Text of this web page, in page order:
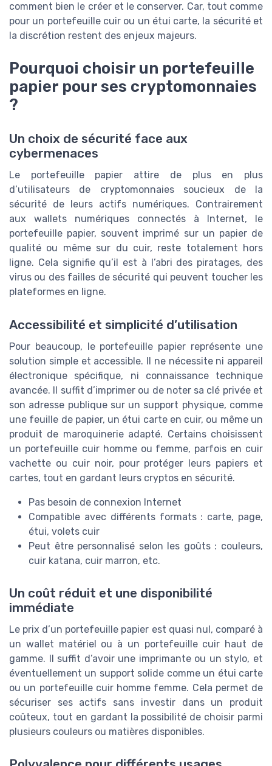
comment bien le créer et le conserver. Car, tout comme
pour un portefeuille cuir ou un étui carte, la sécurité et
la discrétion restent des enjeux majeurs.
Pourquoi choisir un portefeuille
papier pour ses cryptomonnaies
?
Un choix de sécurité face aux
cybermenaces
Le portefeuille papier attire de plus en plus
d’utilisateurs de cryptomonnaies soucieux de la
sécurité de leurs actifs numériques. Contrairement
aux wallets numériques connectés à Internet, le
portefeuille papier, souvent imprimé sur un papier de
qualité ou même sur du cuir, reste totalement hors
ligne. Cela signifie qu’il est à l’abri des piratages, des
virus ou des failles de sécurité qui peuvent toucher les
plateformes en ligne.
Accessibilité et simplicité d’utilisation
Pour beaucoup, le portefeuille papier représente une
solution simple et accessible. Il ne nécessite ni appareil
électronique spécifique, ni connaissance technique
avancée. Il suffit d’imprimer ou de noter sa clé privée et
son adresse publique sur un support physique, comme
une feuille de papier, un étui carte en cuir, ou même un
produit de maroquinerie adapté. Certains choisissent
un portefeuille cuir homme ou femme, parfois en cuir
vachette ou cuir noir, pour protéger leurs papiers et
cartes, tout en gardant leurs cryptos en sécurité.
Pas besoin de connexion Internet
Compatible avec différents formats : carte, page,
étui, volets cuir
Peut être personnalisé selon les goûts : couleurs,
cuir katana, cuir marron, etc.
Un coût réduit et une disponibilité
immédiate
Le prix d’un portefeuille papier est quasi nul, comparé à
un wallet matériel ou à un portefeuille cuir haut de
gamme. Il suffit d’avoir une imprimante ou un stylo, et
éventuellement un support solide comme un étui carte
ou un portefeuille cuir homme femme. Cela permet de
sécuriser ses actifs sans investir dans un produit
coûteux, tout en gardant la possibilité de choisir parmi
plusieurs couleurs ou matières disponibles.